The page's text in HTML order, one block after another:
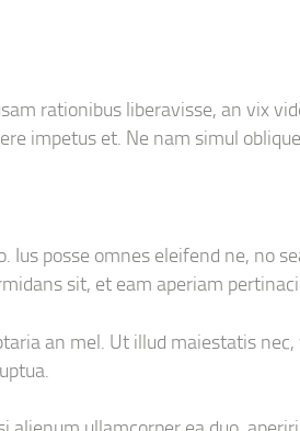
rationibus liberavisse, an vix
impetus et. Ne nam simul
Ius posse omnes eleifend ne, no
sit, et eam aperiam
an mel. Ut illud maiestatis